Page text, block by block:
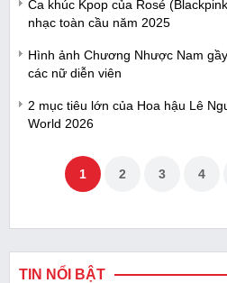
Ca khúc Kpop của Rosé
nhạc toàn cầu năm 2025
Hình ảnh Chương Nhược Nam
các nữ diễn viên
2 mục tiêu lớn của Hoa hậu Lê
World 2026
1 2 3 4
TIN NỔI BẬT